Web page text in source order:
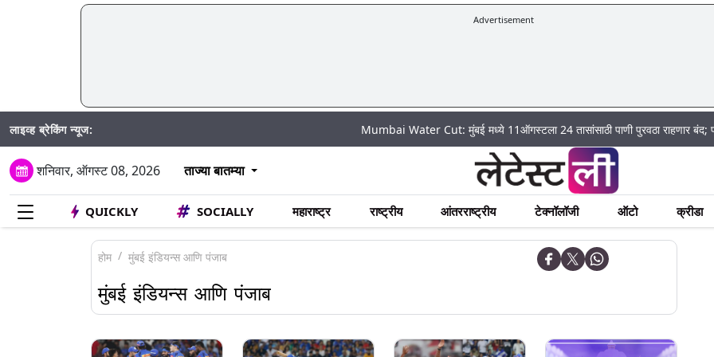
Advertisement
लाइव्ह ब्रेकिंग न्यूज: Mumbai Water Cut: मुंबई मध्ये 11ऑगस्टला 24 तासांसाठी पाणी पुरवठा राहणार बंद; पहा कुठे
शनिवार, ऑगस्ट 08, 2026 ताज्या बातम्या
QUICKLY SOCIALLY महाराष्ट्र राष्ट्रीय आंतरराष्ट्रीय टेक्नॉलॉजी ऑटो क्रीडा
होम मुंबई इंडियन्स आणि पंजाब
मुंबई इंडियन्स आणि पंजाब